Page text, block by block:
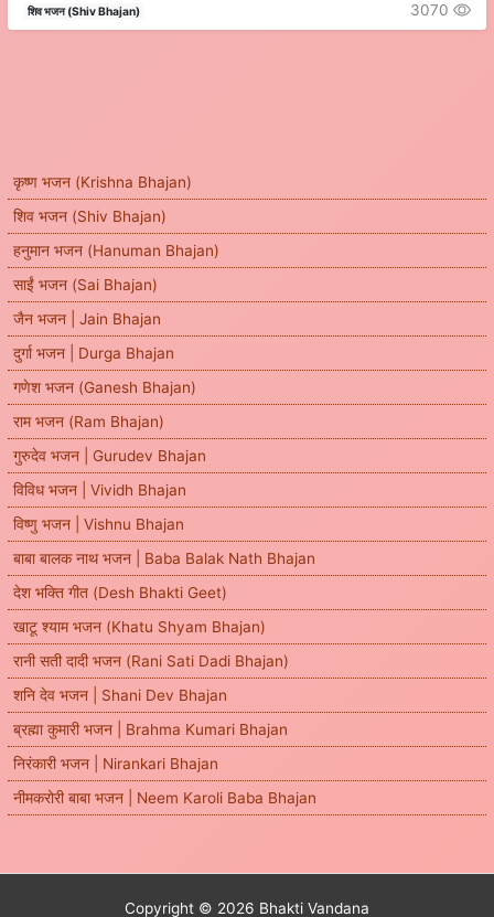
कृष्ण भजन (Krishna Bhajan)
शिव भजन (Shiv Bhajan)
हनुमान भजन (Hanuman Bhajan)
साईं भजन (Sai Bhajan)
जैन भजन | Jain Bhajan
दुर्गा भजन | Durga Bhajan
गणेश भजन (Ganesh Bhajan)
राम भजन (Ram Bhajan)
गुरुदेव भजन | Gurudev Bhajan
विविध भजन | Vividh Bhajan
विष्णु भजन | Vishnu Bhajan
बाबा बालक नाथ भजन | Baba Balak Nath Bhajan
देश भक्ति गीत (Desh Bhakti Geet)
खाटू श्याम भजन (Khatu Shyam Bhajan)
रानी सती दादी भजन (Rani Sati Dadi Bhajan)
शनि देव भजन | Shani Dev Bhajan
ब्रह्मा कुमारी भजन | Brahma Kumari Bhajan
निरंकारी भजन | Nirankari Bhajan
नीमकरोरी बाबा भजन | Neem Karoli Baba Bhajan
शिव भजन (Shiv Bhajan) 3070
Copyright © 2026 Bhakti Vandana